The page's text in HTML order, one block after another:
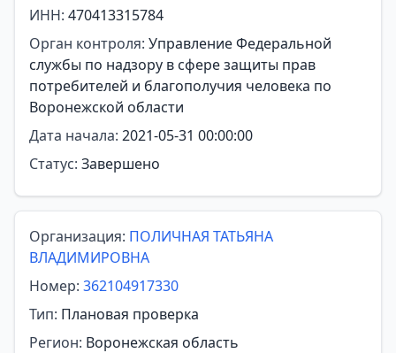
ИНН: 470413315784
Орган контроля: Управление Федеральной
службы по надзору в сфере защиты прав
потребителей и благополучия человека по
Воронежской области
Дата начала: 2021-05-31 00:00:00
Статус: Завершено
Организация: ПОЛИЧНАЯ ТАТЬЯНА
ВЛАДИМИРОВНА
Номер: 362104917330
Тип: Плановая проверка
Регион: Воронежская область